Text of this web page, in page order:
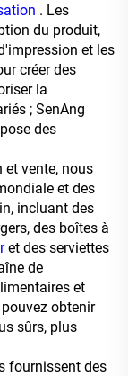
. Les
du produit,
et les
créer des
la
; SenAng
des
et vente, nous
et des
incluant des
des boîtes à
et des serviettes
de
et
obtenir
sûrs, plus
fournissent des